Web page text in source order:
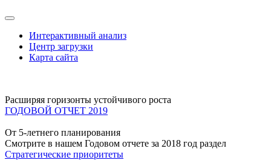
Интерактивный анализ
Центр загрузки
Карта сайта
Расширяя горизонты устойчивого роста
ГОДОВОЙ ОТЧЕТ 2019
От 5-летнего планирования
Смотрите в нашем Годовом отчете за 2018 год раздел
Стратегические приоритеты